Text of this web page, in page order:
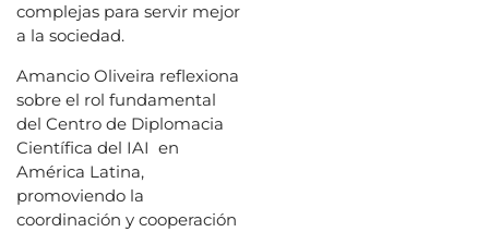
complejas para servir mejor
a la sociedad.
Amancio Oliveira reflexiona
sobre el rol fundamental
del Centro de Diplomacia
Científica del IAI en
América Latina,
promoviendo la
coordinación y cooperación